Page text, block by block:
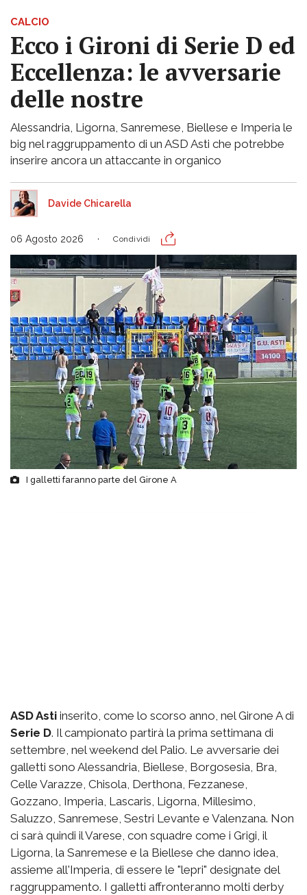
CALCIO
Ecco i Gironi di Serie D ed
Eccellenza: le avversarie
delle nostre
Alessandria, Ligorna, Sanremese, Biellese e Imperia le
big nel raggruppamento di un ASD Asti che potrebbe
inserire ancora un attaccante in organico
Davide Chicarella
06 Agosto 2026 Condividi
I galletti faranno parte del Girone A
ASD Asti inserito, come lo scorso anno, nel Girone A di
Serie D. Il campionato partirà la prima settimana di
settembre, nel weekend del Palio. Le avversarie dei
galletti sono Alessandria, Biellese, Borgosesia, Bra,
Celle Varazze, Chisola, Derthona, Fezzanese,
Gozzano, Imperia, Lascaris, Ligorna, Millesimo,
Saluzzo, Sanremese, Sestri Levante e Valenzana. Non
ci sarà quindi il Varese, con squadre come i Grigi, il
Ligorna, la Sanremese e la Biellese che danno idea,
assieme all'Imperia, di essere le "lepri" designate del
raggruppamento. I galletti affronteranno molti derby